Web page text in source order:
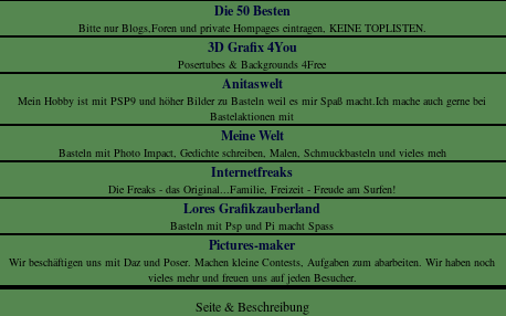
Die 50 Besten
Bitte nur Blogs,Foren und private Hompages eintragen, KEINE TOPLISTEN.
3D Grafix 4You
Posertubes & Backgrounds 4Free
Anitaswelt
Mein Hobby ist mit PSP9 und höher Bilder zu Basteln weil es mir Spaß macht.Ich mache auch gerne bei
Bastelaktionen mit
Meine Welt
Basteln mit Photo Impact, Gedichte schreiben, Malen, Schmuckbasteln und vieles meh
Internetfreaks
Die Freaks - das Original...Familie, Freizeit - Freude am Surfen!
Lores Grafikzauberland
Basteln mit Psp und Pi macht Spass
Pictures-maker
Wir beschäftigen uns mit Daz und Poser. Machen kleine Contests, Aufgaben zum abarbeiten. Wir haben noch
vieles mehr und freuen uns auf jeden Besucher.
Seite & Beschreibung